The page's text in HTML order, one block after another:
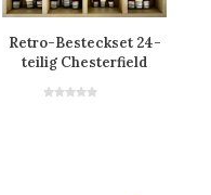
Retro-Besteckset 24-
teilig Chesterfield